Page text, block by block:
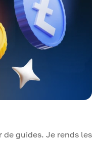
guides. Je rends les